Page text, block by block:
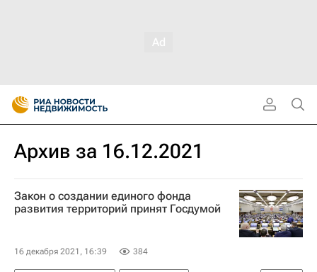
Архив за 16.12.2021
Закон о создании единого фонда
развития территорий принят Госдумой
16 декабря 2021, 16:39 384